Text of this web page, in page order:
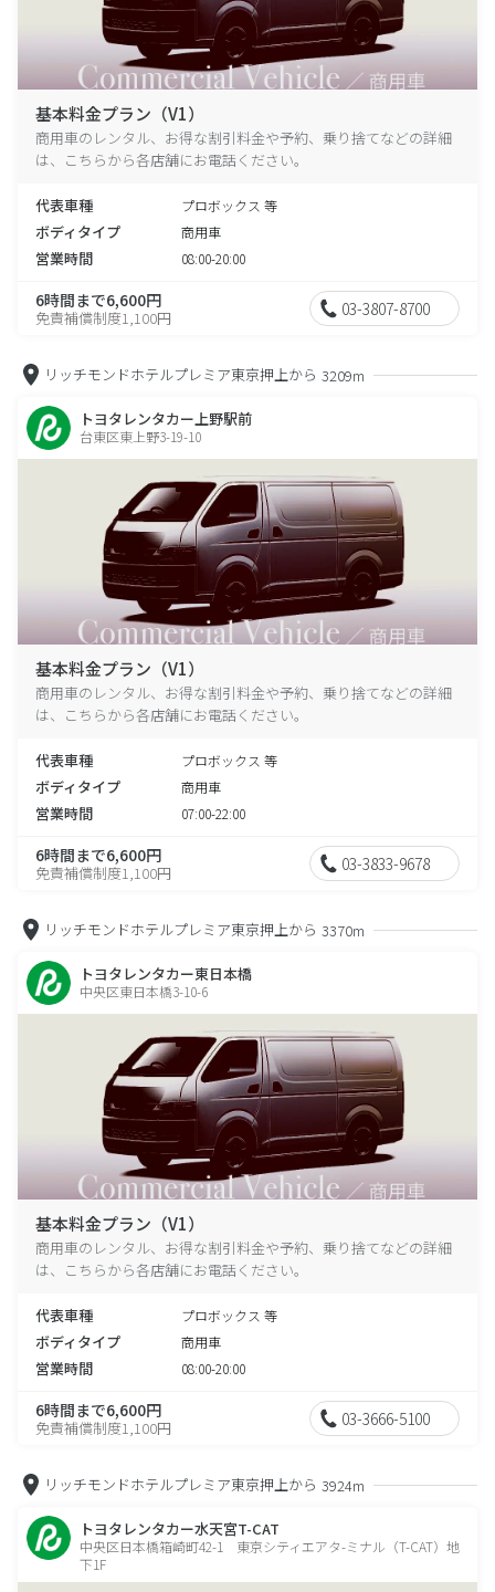
基本料金プラン（V1）
商用車のレンタル、お得な割引料金や予約、乗り捨てなどの詳細
は、こちらから各店舗にお電話ください。
代表車種 プロボックス 等
ボディタイプ 商用車
営業時間 08:00-20:00
6時間まで6,600円
免責補償制度1,100円 03-3807-8700
リッチモンドホテルプレミア東京押上から 3209m
トヨタレンタカー上野駅前
台東区東上野3-19-10
基本料金プラン（V1）
商用車のレンタル、お得な割引料金や予約、乗り捨てなどの詳細
は、こちらから各店舗にお電話ください。
代表車種 プロボックス 等
ボディタイプ 商用車
営業時間 07:00-22:00
6時間まで6,600円
免責補償制度1,100円 03-3833-9678
リッチモンドホテルプレミア東京押上から 3370m
トヨタレンタカー東日本橋
中央区東日本橋3-10-6
基本料金プラン（V1）
商用車のレンタル、お得な割引料金や予約、乗り捨てなどの詳細
は、こちらから各店舗にお電話ください。
代表車種 プロボックス 等
ボディタイプ 商用車
営業時間 08:00-20:00
6時間まで6,600円
免責補償制度1,100円 03-3666-5100
リッチモンドホテルプレミア東京押上から 3924m
トヨタレンタカー水天宮T-CAT
中央区日本橋箱崎町42-1 東京シティエアタ-ミナル（T-CAT）地
下1F